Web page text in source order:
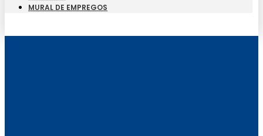
MURAL DE EMPREGOS